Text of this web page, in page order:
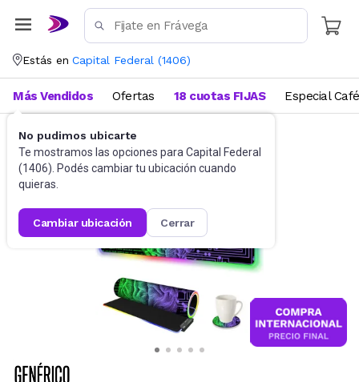
Estás en Capital Federal (1406)
No pudimos ubicarte
Te mostramos las opciones para Capital Federal
(1406). Podés cambiar tu ubicación cuando
quieras.
cambiar ubicación cerrar
Más Vendidos Ofertas 18 cuotas FIJAS Especial Café
Gaming PC Mouses Pad